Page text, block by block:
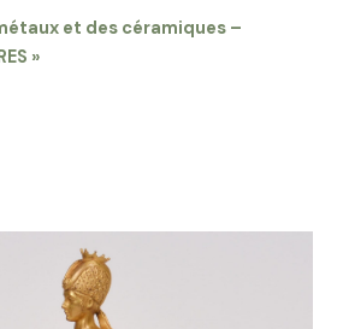
et des céramiques –
»